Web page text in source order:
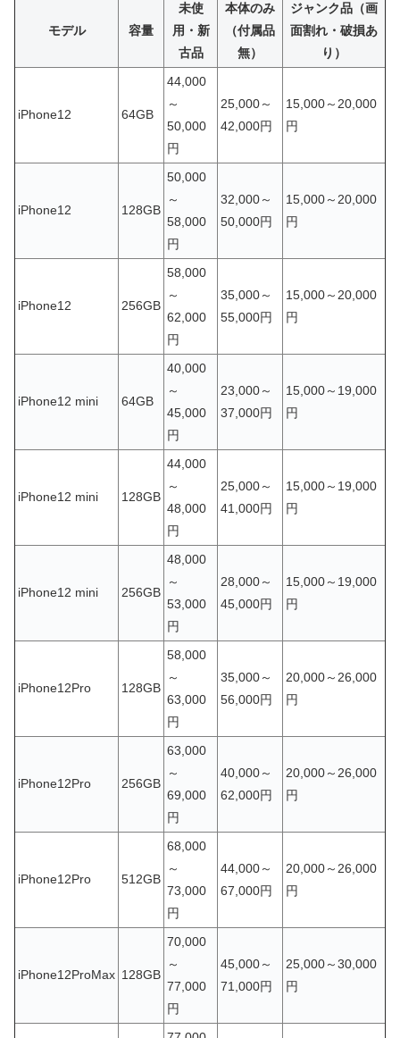
モデル 容量
未使
用・新
古品
本体のみ
（付属品
無）
ジャンク品（画
面割れ・破損あ
り）
iPhone12 64GB
44,000
～
50,000
円
25,000～
42,000円
15,000～20,000
円
iPhone12 128GB
50,000
～
58,000
円
32,000～
50,000円
15,000～20,000
円
iPhone12 256GB
58,000
～
62,000
円
35,000～
55,000円
15,000～20,000
円
iPhone12 mini 64GB
40,000
～
45,000
円
23,000～
37,000円
15,000～19,000
円
iPhone12 mini 128GB
44,000
～
48,000
円
25,000～
41,000円
15,000～19,000
円
iPhone12 mini 256GB
48,000
～
53,000
円
28,000～
45,000円
15,000～19,000
円
iPhone12Pro 128GB
58,000
～
63,000
円
35,000～
56,000円
20,000～26,000
円
iPhone12Pro 256GB
63,000
～
69,000
円
40,000～
62,000円
20,000～26,000
円
iPhone12Pro 512GB
68,000
～
73,000
円
44,000～
67,000円
20,000～26,000
円
iPhone12ProMax 128GB
70,000
～
77,000
円
45,000～
71,000円
25,000～30,000
円